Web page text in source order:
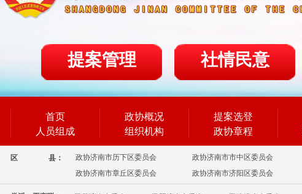
提案管理 社情民意
首页
人员组成
政协概况
组织机构
提案选登
政协章程
区 县： 政协济南市历下区委员会 政协济南市市中区委员会
政协济南市章丘区委员会
政协济南市济阳区委员会